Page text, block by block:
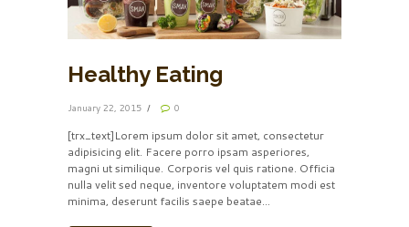
Healthy Eating
January 22, 2015 0
[trx_text]Lorem ipsum dolor sit amet, consectetur
adipisicing elit. Facere porro ipsam asperiores,
magni ut similique. Corporis vel quis ratione. Officia
nulla velit sed neque, inventore voluptatem modi est
minima, deserunt facilis saepe beatae...